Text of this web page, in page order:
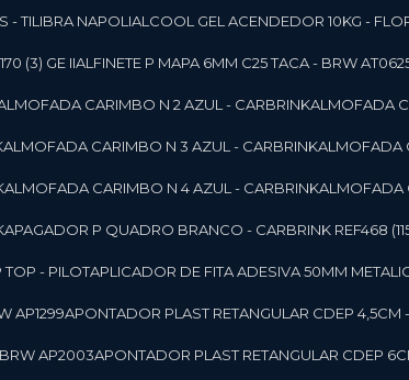
- TILIBRA NAPOLI ALCOOL GEL ACENDEDOR 10KG -
(3) GE II ALFINETE P MAPA 6MM C25 TACA - BRW
ALMOFADA CARIMBO N 2 AZUL - CARBRINK ALMOFADA
ALMOFADA CARIMBO N 3 AZUL - CARBRINK
ALMOFADA CARIMBO N 4 AZUL - CARBRINK
APAGADOR P QUADRO BRANCO - CARBRINK REF468
TOP - PILOT APLICADOR DE FITA ADESIVA 50MM
AP1299 APONTADOR PLAST RETANGULAR CDEP
BRW AP2003 APONTADOR PLAST RETANGULAR CDEP